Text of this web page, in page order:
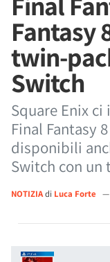
Fantasy
twin-
Switch
Square Enix ci
Final Fantasy
disponibili
Switch con un
NOTIZIAdi Luca Forte —